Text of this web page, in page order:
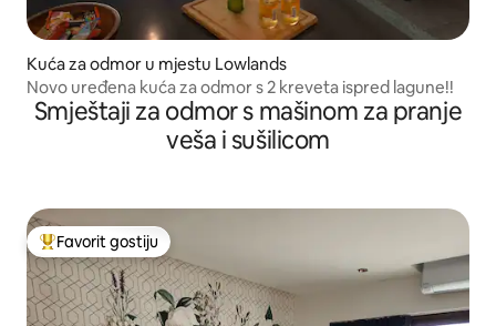
Kuća za odmor u mjestu Lowlands
Novo uređena kuća za odmor s 2 kreveta ispred lagune!!
Smještaji za odmor s mašinom za pranje
veša i sušilicom
Glavni favorit gostiju
Favorit gostiju